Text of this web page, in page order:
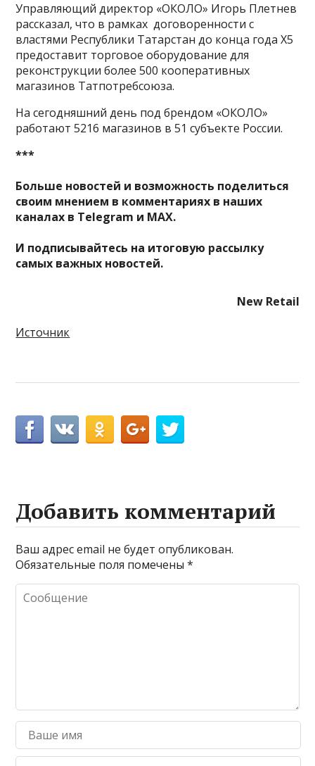
Управляющий директор «ОКОЛО» Игорь Плетнев
рассказал, что в рамках договоренности с
властями Республики Татарстан до конца года Х5
предоставит торговое оборудование для
реконструкции более 500 кооперативных
магазинов Татпотребсоюза.
На сегодняшний день под брендом «ОКОЛО»
работают 5216 магазинов в 51 субъекте России.
***
Больше новостей и возможность поделиться
своим мнением в комментариях в наших
каналах в Telegram и MAX.
И подписывайтесь на итоговую рассылку
самых важных новостей.
New Retail
Источник
Добавить комментарий
Ваш адрес email не будет опубликован.
Обязательные поля помечены*